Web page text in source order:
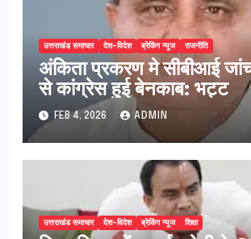
उत्तराखंड समाचार देश-विदेश ब्रेकिंग न्यूज राजनीति
अंकिता प्रकरण मे सीबीआई
से कांग्रेस हुई बेनकाब: भट्ट
FEB 4, 2026 ADMIN
उत्तराखंड समाचार देश-विदेश ब्रेकिंग न्यूज शिक्षा